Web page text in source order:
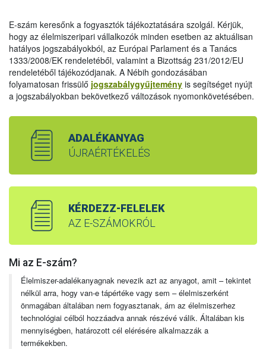
E-szám keresőnk a fogyasztók tájékoztatására szolgál. Kérjük,
hogy az élelmiszeripari vállalkozók minden esetben az aktuálisan
hatályos jogszabályokból, az Európai Parlament és a Tanács
1333/2008/EK rendeletéből, valamint a Bizottság 231/2012/EU
rendeletéből tájékozódjanak. A Nébih gondozásában
folyamatosan frissülő jogszabálygyűjtemény is segítséget nyújt
a jogszabályokban bekövetkező változások nyomonkövetésében.
ADALÉKANYAG
ÚJRAÉRTÉKELÉS
KÉRDEZZ-FELELEK
AZ E-SZÁMOKRÓL
Mi az E-szám?
Élelmiszer-adalékanyagnak nevezik azt az anyagot, amit – tekintet
nélkül arra, hogy van-e tápértéke vagy sem – élelmiszerként
önmagában általában nem fogyasztanak, ám az élelmiszerhez
technológiai célból hozzáadva annak részévé válik. Általában kis
mennyiségben, határozott cél elérésére alkalmazzák a
termékekben.